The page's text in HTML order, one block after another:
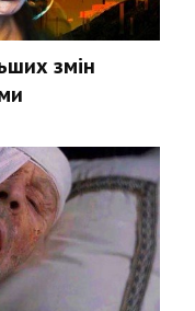
змін